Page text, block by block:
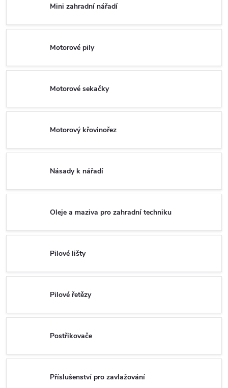
Mini zahradní nářadí
Motorové pily
Motorové sekačky
Motorový křovinořez
Násady k nářadí
Oleje a maziva pro zahradní techniku
Pilové lišty
Pilové řetězy
Postřikovače
Příslušenství pro zavlažování